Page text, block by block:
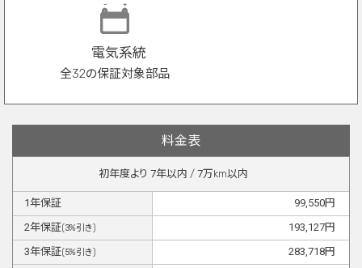
電気系統
全32の保証対象部品
料金表
初年度より 7年以内 / 7万km以内
1年保証 99,550円
2年保証(3%引き) 193,127円
3年保証(5%引き) 283,718円